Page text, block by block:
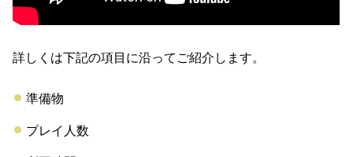
詳しくは下記の項目に沿ってご紹介します。
準備物
プレイ人数